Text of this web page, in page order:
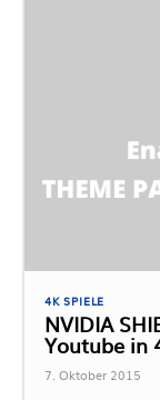
4K SPIELE
NVIDIA
Youtube in
7. Oktober 2015